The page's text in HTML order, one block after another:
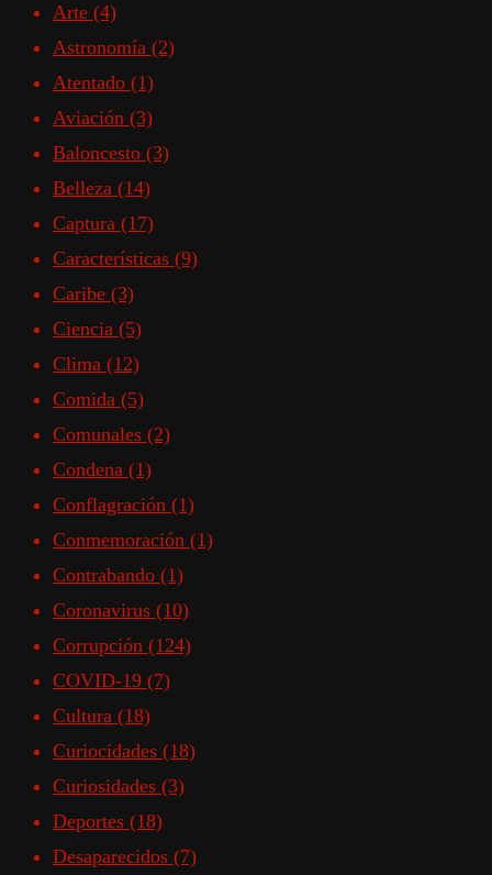
Arte (4)
Astronomía (2)
Atentado (1)
Aviación (3)
Baloncesto (3)
Belleza (14)
Captura (17)
Características (9)
Caribe (3)
Ciencia (5)
Clima (12)
Comida (5)
Comunales (2)
Condena (1)
Conflagración (1)
Conmemoración (1)
Contrabando (1)
Coronavirus (10)
Corrupción (124)
COVID-19 (7)
Cultura (18)
Curiocidades (18)
Curiosidades (3)
Deportes (18)
Desaparecidos (7)